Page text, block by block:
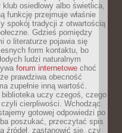
klub osiedlowy albo świetlica,
funkcję przejmuje właśnie
spokój tradycji z otwartością
Gdzieś pomiędzy
o literaturze pojawia się
form kontaktu, bo
ludzi naturalnym
forum internetowe choć
prawdziwa obecność
zupełnie inną wartość.
uczy czegoś, czego
cierpliwości. Wchodząc
gotowej odpowiedzi po
poszukać, przeczytać spis
źródeł, zastanowić się, czy